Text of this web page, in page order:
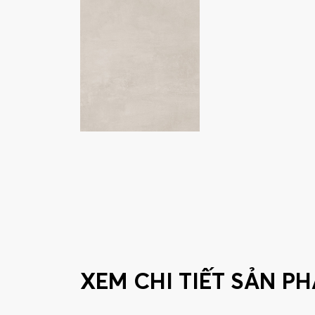
XEM CHI TIẾT SẢN